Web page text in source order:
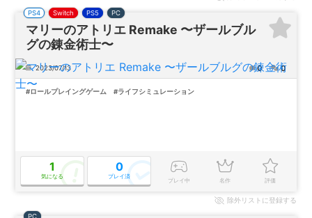
マリーのアトリエ Remake 〜ザールブル
グの錬金術士〜
PS4 Switch PS5 PC
2023/07/13 0 0
#ロールプレイングゲーム #ライフシミュレーション
1
気になる
0
プレイ済
プレイ中 名作 評価
除外リストに登録する
PC